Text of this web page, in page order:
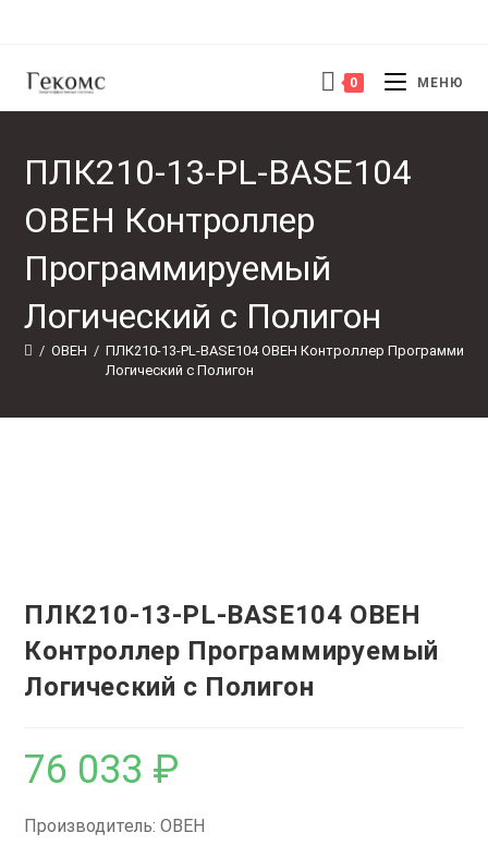
0 МЕНЮ
ПЛК210-13-PL-BASE104
ОВЕН Контроллер
Программируемый
Логический с Полигон
/ ОВЕН / ПЛК210-13-PL-BASE104 ОВЕН Контроллер
Логический с Полигон
ПЛК210-13-PL-BASE104 ОВЕН
Контроллер Программируемый
Логический с Полигон
76 033 ₽
Производитель: ОВЕН